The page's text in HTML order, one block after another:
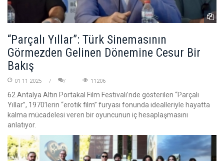
“Parçalı Yıllar”: Türk Sinemasının
Görmezden Gelinen Dönemine Cesur Bir
Bakış
01-11-2025 11206
62.Antalya Altın Portakal Film Festivali’nde gösterilen “Parçalı
Yıllar”, 1970’lerin “erotik film” furyası fonunda idealleriyle hayatta
kalma mücadelesi veren bir oyuncunun iç hesaplaşmasını
anlatıyor.